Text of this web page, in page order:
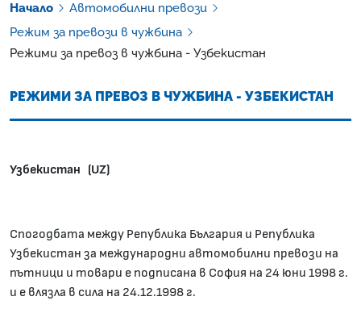
Начало
Автомобилни превози
Режим за превози в чужбина
Режими за превоз в чужбина - Узбекистан
РЕЖИМИ ЗА ПРЕВОЗ В ЧУЖБИНА - УЗБЕКИСТАН
Узбекистан (UZ)
Спогодбата между Република България и Република
Узбекистан за международни автомобилни превози на
пътници и товари е подписана в София на 24 юни 1998 г.
и е влязла в сила на 24.12.1998 г.